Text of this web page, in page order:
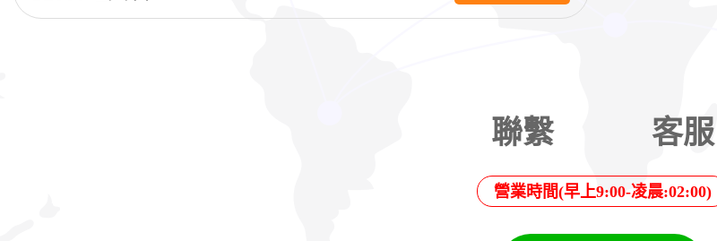
聯繫 客服
營業時間(早上9:00-凌晨:02:00)